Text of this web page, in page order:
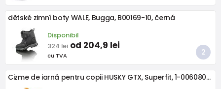
dětské zimní boty WALE, Bugga, B00169-10, černá
Disponibil
324 lei od 204,9 lei
cu TVA
Cizme de iarnă pentru copii HUSKY GTX, Superfit, 1-006080-8030, albastru-portocaliu